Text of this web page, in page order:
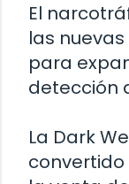
El
las
para
detección
La Dark
convertido